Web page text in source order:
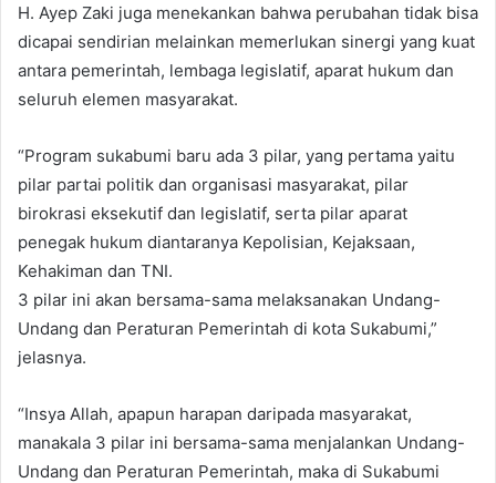
H. Ayep Zaki juga menekankan bahwa perubahan tidak bisa
dicapai sendirian melainkan memerlukan sinergi yang kuat
antara pemerintah, lembaga legislatif, aparat hukum dan
seluruh elemen masyarakat.
“Program sukabumi baru ada 3 pilar, yang pertama yaitu
pilar partai politik dan organisasi masyarakat, pilar
birokrasi eksekutif dan legislatif, serta pilar aparat
penegak hukum diantaranya Kepolisian, Kejaksaan,
Kehakiman dan TNI.
3 pilar ini akan bersama-sama melaksanakan Undang-
Undang dan Peraturan Pemerintah di kota Sukabumi,”
jelasnya.
“Insya Allah, apapun harapan daripada masyarakat,
manakala 3 pilar ini bersama-sama menjalankan Undang-
Undang dan Peraturan Pemerintah, maka di Sukabumi